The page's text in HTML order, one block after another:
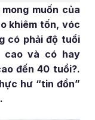
muốn của
khiêm tốn, vóc
có phải độ tuổi
cao và có hay
đến 40 tuổi?.
hư “tin đồn”